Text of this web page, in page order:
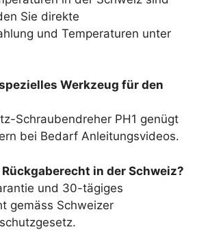
Sie direkte
und Temperaturen unter
Werkzeug für den
Schraubendreher PH1 genügt
bei Bedarf Anleitungsvideos.
in der Schweiz?
und 30-tägiges
gemäss Schweizer